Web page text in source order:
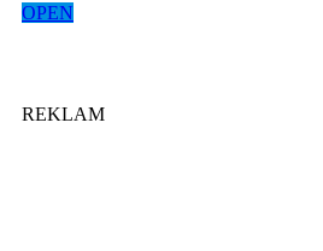
OPEN
REKLAM